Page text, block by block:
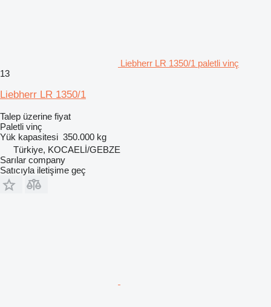
Liebherr LR 1350/1 paletli vinç
13
Liebherr LR 1350/1
Talep üzerine fiyat
Paletli vinç
Yük kapasitesi 350.000 kg
Türkiye, KOCAELİ/GEBZE
Sarılar company
Satıcıyla iletişime geç